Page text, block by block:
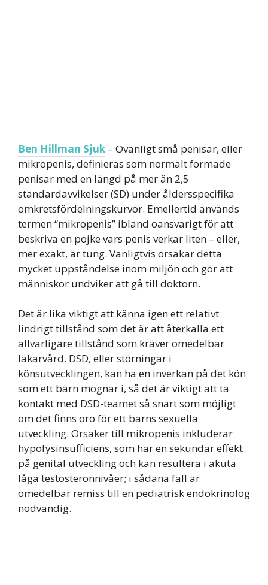
Ben Hillman Sjuk – Ovanligt små penisar, eller
mikropenis, definieras som normalt formade
penisar med en längd på mer än 2,5
standardavvikelser (SD) under åldersspecifika
omkretsfördelningskurvor. Emellertid används
termen “mikropenis” ibland oansvarigt för att
beskriva en pojke vars penis verkar liten – eller,
mer exakt, är tung. Vanligtvis orsakar detta
mycket uppståndelse inom miljön och gör att
människor undviker att gå till doktorn.
Det är lika viktigt att känna igen ett relativt
lindrigt tillstånd som det är att återkalla ett
allvarligare tillstånd som kräver omedelbar
läkarvård. DSD, eller störningar i
könsutvecklingen, kan ha en inverkan på det kön
som ett barn mognar i, så det är viktigt att ta
kontakt med DSD-teamet så snart som möjligt
om det finns oro för ett barns sexuella
utveckling. Orsaker till mikropenis inkluderar
hypofysinsufficiens, som har en sekundär effekt
på genital utveckling och kan resultera i akuta
låga testosteronnivåer; i sådana fall är
omedelbar remiss till en pediatrisk endokrinolog
nödvändig.